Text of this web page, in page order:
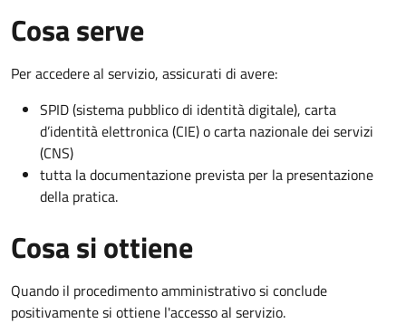
Cosa serve
Per accedere al servizio, assicurati di avere:
SPID (sistema pubblico di identità digitale), carta
d’identità elettronica (CIE) o carta nazionale dei servizi
(CNS)
tutta la documentazione prevista per la presentazione
della pratica.
Cosa si ottiene
Quando il procedimento amministrativo si conclude
positivamente si ottiene l'accesso al servizio.